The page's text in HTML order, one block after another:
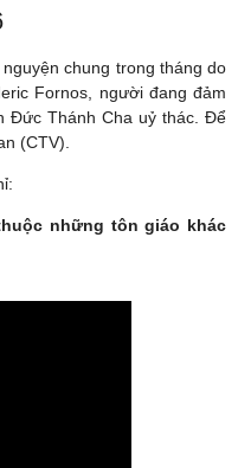
chung trong tháng do
Fornos, người đang đảm
Đức Thánh Cha uỷ thác. Để
(CTV).
những tôn giáo khác